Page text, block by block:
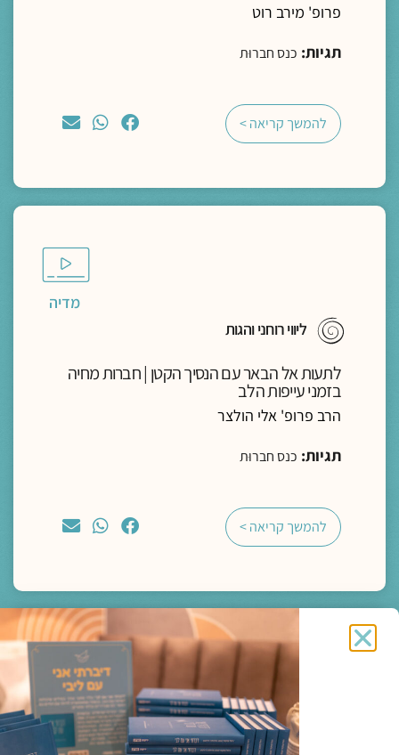
פרופ' מירב רוט
תגיות: כנס חברוּת
להמשך קריאה >
מדיה
ליווי רוחני והגות
לתעות אל הבאר עם הנסיך הקטן | חברות מחיה
בזמני עייפות הלב
הרב פרופ' אלי הולצר
תגיות: כנס חברוּת
להמשך קריאה >
מדיה
ליווי רוחני והגות